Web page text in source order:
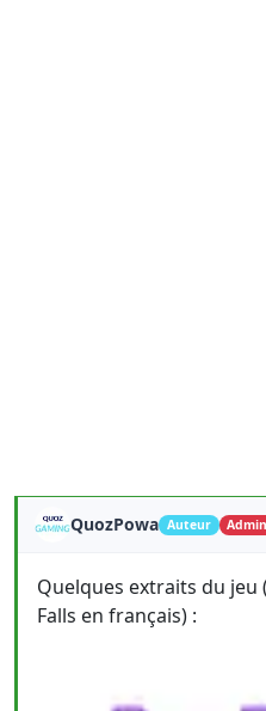
QuozPowa Auteur Admin
Quelques extraits du jeu
Falls en français) :